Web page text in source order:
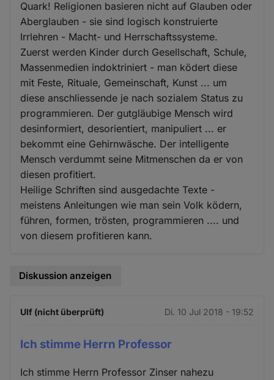
Quark! Religionen basieren nicht auf Glauben oder
Aberglauben - sie sind logisch konstruierte
Irrlehren - Macht- und Herrschaftssysteme.
Zuerst werden Kinder durch Gesellschaft, Schule,
Massenmedien indoktriniert - man ködert diese
mit Feste, Rituale, Gemeinschaft, Kunst ... um
diese anschliessende je nach sozialem Status zu
programmieren. Der gutgläubige Mensch wird
desinformiert, desorientiert, manipuliert ... er
bekommt eine Gehirnwäsche. Der intelligente
Mensch verdummt seine Mitmenschen da er von
diesen profitiert.
Heilige Schriften sind ausgedachte Texte -
meistens Anleitungen wie man sein Volk ködern,
führen, formen, trösten, programmieren .... und
von diesem profitieren kann.
Diskussion anzeigen
Ulf (nicht überprüft) Di. 10 Jul 2018 - 19:52
Ich stimme Herrn Professor
Ich stimme Herrn Professor Zinser nahezu